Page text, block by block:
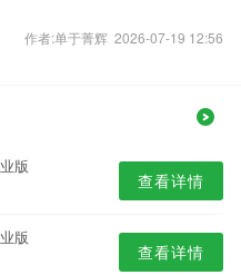
作者:单于菁辉 2026-07-19 12:56
版
查看详情
版
查看详情